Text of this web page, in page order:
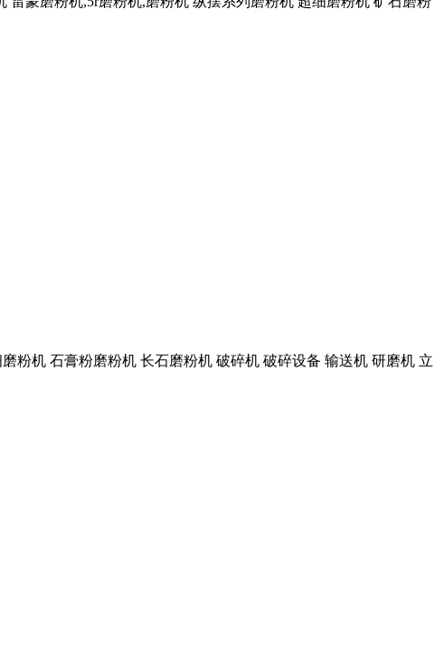
粉机 石膏粉磨粉机 长石磨粉机 破碎机 破碎设备 输送机 研磨机 立